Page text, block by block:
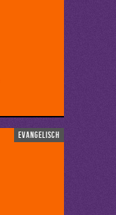
evangelisch